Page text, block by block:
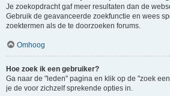
Je zoekopdracht gaf meer resultaten dan de
Gebruik de geavanceerde zoekfunctie en wees
zoektermen als de te doorzoeken forums.
Omhoog
Hoe zoek ik een gebruiker?
Ga naar de "leden" pagina en klik op de "zoek
je de voor zichzelf sprekende opties in.